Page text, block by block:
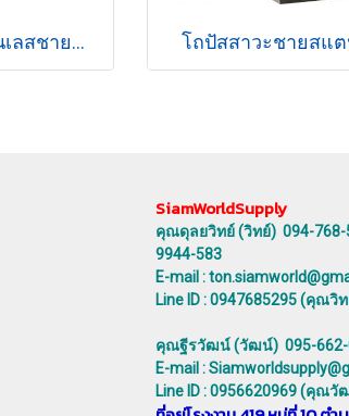
รางปัสสาวะสแตนเลสชายแบบ 4 ช่อง โถปัสสาวะชายสแต
SiamWorldSupply
คุณดุลยวิทย์ (วิทย์) 094-768-
9944-583
E-mail :
Line ID : 0947685295 (คุณวิ
คุณฐีรวัฒน์ (วัฒน์) 095-662-
E-mail :
Line ID : 0956620969 (คุณวั